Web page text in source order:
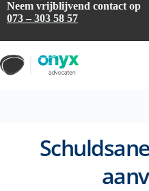
Ga
naar
inhoud
Neem vrijblijvend contact op
073 – 303 58 57